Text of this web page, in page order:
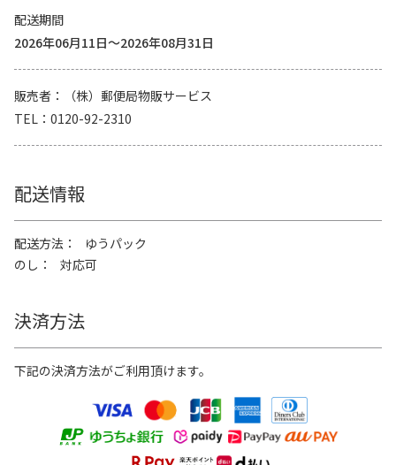
配送期間
2026年06月11日～2026年08月31日
販売者
（株）郵便局物販サービス
TEL
0120-92-2310
配送情報
配送方法
ゆうパック
のし
対応可
決済方法
下記の決済方法がご利用頂けます。